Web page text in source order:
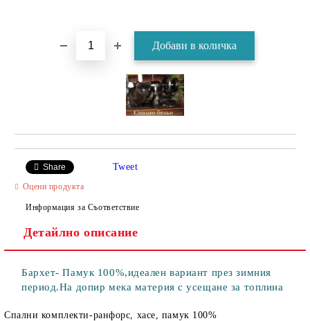
Share Tweet
Оцени продукта
Информация за Съответствие
Детайлно описание
Бархет- Памук 100%,идеален вариант през зимния
период.На допир мека материя с усещане за топлина
Спални комплекти-ранфорс, хасе, памук 100%